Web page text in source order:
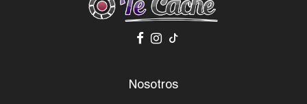
Nosotros